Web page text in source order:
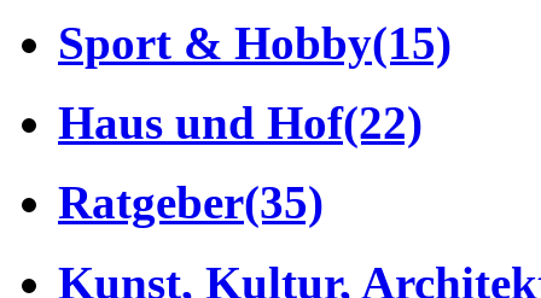
Sport & Hobby(15)
Haus und Hof(22)
Ratgeber(35)
Kunst, Kultur,